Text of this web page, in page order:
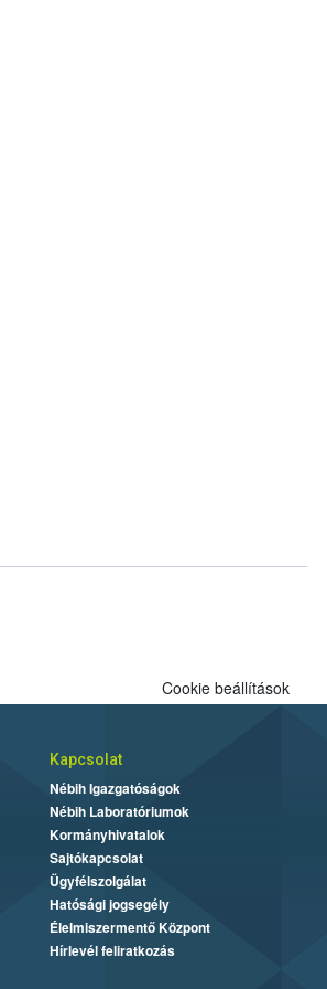
Cookie beállítások
Kapcsolat
Nébih Igazgatóságok
Nébih Laboratóriumok
Kormányhivatalok
Sajtókapcsolat
Ügyfélszolgálat
Hatósági jogsegély
Élelmiszermentő Központ
Hírlevél feliratkozás